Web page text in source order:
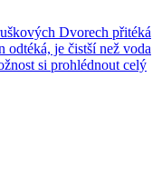
Dvorech přitéká
odtéká, je čistší než voda
si prohlédnout celý